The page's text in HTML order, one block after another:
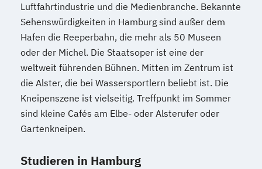
Luftfahrtindustrie und die Medienbranche. Bekannte
Sehenswürdigkeiten in Hamburg sind außer dem
Hafen die Reeperbahn, die mehr als 50 Museen
oder der Michel. Die Staatsoper ist eine der
weltweit führenden Bühnen. Mitten im Zentrum ist
die Alster, die bei Wassersportlern beliebt ist. Die
Kneipenszene ist vielseitig. Treffpunkt im Sommer
sind kleine Cafés am Elbe- oder Alsterufer oder
Gartenkneipen.
Studieren in Hamburg